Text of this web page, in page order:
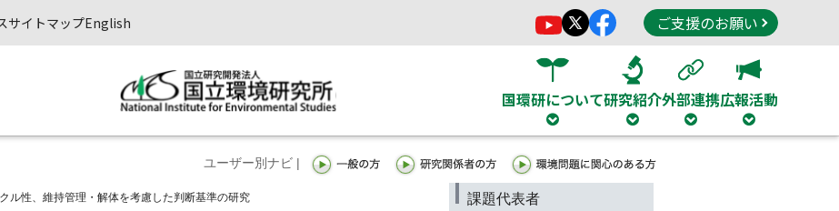
サイトマップEnglish ご支援のお願い
国環研について研究紹介外部連携広報活動
ユーザー別ナビ |
ル性、維持管理・解体を考慮した判断基準の研究 課題代表者